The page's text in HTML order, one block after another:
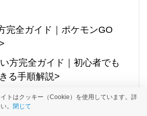
完全ガイド｜ポケモンGO
方完全ガイド｜初心者でも
る手順解説>
モンGOを家の中で快適に
解説>
トはクッキー（Cookie）を使用しています。詳
。 閉じて